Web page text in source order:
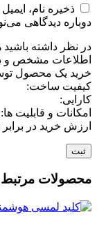
ذخیره نام،
دوباره دیدگاهی
در نظر داشته باشید
اطلاعات مشخص و
خرید یک محصول
کیفیت ساخت:
کارایی:
امکانات و قابلیت ها:
ارزش خرید در
محصولات مرتبط